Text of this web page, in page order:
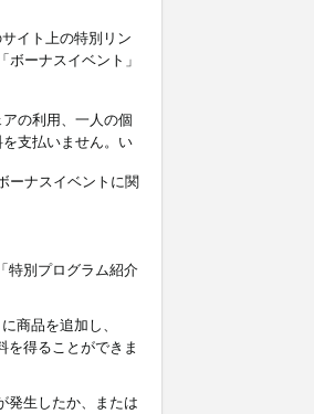
イト上の特別リン
ーナスイベント」
の利用、一人の個
支払いません。い
ーナスイベントに関
特別プログラム紹介
商品を追加し、
を得ることができま
発生したか、または